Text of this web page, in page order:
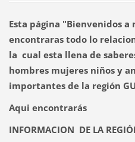
Esta página "Bienvenidos
encontraras todo lo
la cual esta llena de
hombres mujeresniños y
importantes de la región
Aqui encontrarás
INFORMACION DE LA